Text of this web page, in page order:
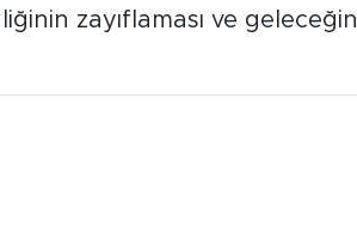
zayıflaması ve geleceğin